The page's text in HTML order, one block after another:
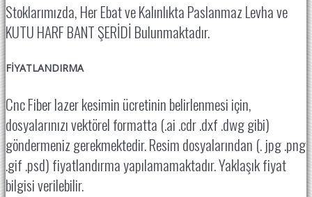
Stoklarımızda, Her Ebat ve Kalınlıkta Paslanmaz Levha ve
KUTU HARF BANT ŞERİDİ Bulunmaktadır.
FİYATLANDIRMA
Cnc Fiber lazer kesimin ücretinin belirlenmesi için,
dosyalarınızı vektörel formatta (.ai .cdr .dxf .dwg gibi)
göndermeniz gerekmektedir. Resim dosyalarından (. jpg .png
.gif .psd) fiyatlandırma yapılamamaktadır. Yaklaşık fiyat
bilgisi verilebilir.